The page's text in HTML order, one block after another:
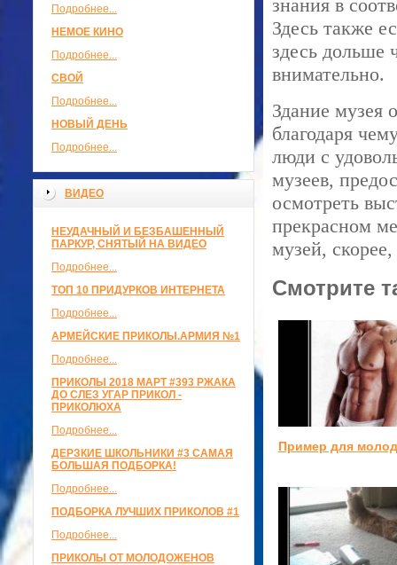
Подробнее...
НЕМОЕ КИНО
Подробнее...
СВОЙ
Подробнее...
НОВЫЙ ДЕНЬ
Подробнее...
ВИДЕО
НЕУДАЧНЫЙ И БЕЗБАШЕННЫЙ
ПАРКУР, СНЯТЫЙ НА ВИДЕО
Подробнее...
ТОП 10 ПРИДУРКОВ ИНТЕРНЕТА
Подробнее...
АРМЕЙСКИЕ ПРИКОЛЫ.АРМИЯ №1
Подробнее...
ПРИКОЛЫ 2018 МАРТ #393 РЖАКА
ДО СЛЕЗ УГАР ПРИКОЛ -
ПРИКОЛЮХА
Подробнее...
ДЕРЗКИЕ ШКОЛЬНИКИ #3 САМАЯ
БОЛЬШАЯ ПОДБОРКА!
Подробнее...
ПОДБОРКА ЛУЧШИХ ПРИКОЛОВ #1
Подробнее...
ПРИКОЛЫ ОТ МОЛОДОЖЕНОВ
знания в
Здесь также
здесь дольше
внимательно.
Здание музея
благодаря
люди с
музеев,
осмотреть
прекрасном
музей,
Смотрите
Пример для